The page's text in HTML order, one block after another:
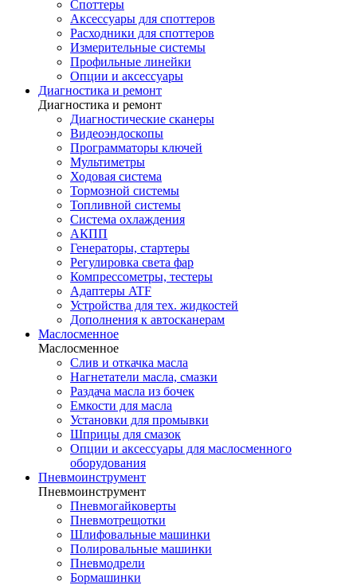
Споттеры
Аксессуары для споттеров
Расходники для споттеров
Измерительные системы
Профильные линейки
Опции и аксессуары
Диагностика и ремонт
Диагностика и ремонт
Диагностические сканеры
Видеоэндоскопы
Программаторы ключей
Мультиметры
Ходовая система
Тормозной системы
Топливной системы
Система охлаждения
АКПП
Генераторы, стартеры
Регулировка света фар
Компрессометры, тестеры
Адаптеры ATF
Устройства для тех. жидкостей
Дополнения к автосканерам
Маслосменное
Маслосменное
Слив и откачка масла
Нагнетатели масла, смазки
Раздача масла из бочек
Емкости для масла
Установки для промывки
Шприцы для смазок
Опции и аксессуары для маслосменного
оборудования
Пневмоинструмент
Пневмоинструмент
Пневмогайковерты
Пневмотрещотки
Шлифовальные машинки
Полировальные машинки
Пневмодрели
Бормашинки